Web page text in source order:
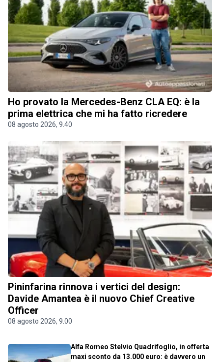
Ho provato la Mercedes-Benz CLA EQ: è la
prima elettrica che mi ha fatto ricredere
08 agosto 2026, 9.40
Pininfarina rinnova i vertici del design:
Davide Amantea è il nuovo Chief Creative
Officer
08 agosto 2026, 9.00
Alfa Romeo Stelvio Quadrifoglio, in offerta
maxi sconto da 13.000 euro: è davvero un